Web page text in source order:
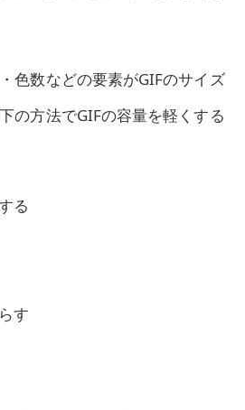
色数などの要素がGIFのサイズ
の方法でGIFの容量を軽くする
る
す